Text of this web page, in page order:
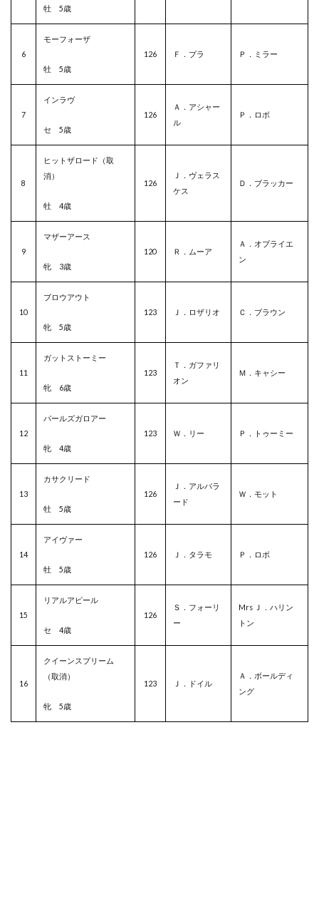
牡 5歳
6
モーフォーザ
牡 5歳
126 Ｆ．プラ Ｐ．ミラー
7
インラヴ
セ 5歳
126
Ａ．アシャー
ル
Ｐ．ロボ
8
ヒットザロード（取
消）
牡 4歳
126
Ｊ．ヴェラス
ケス
Ｄ．ブラッカー
9
マザーアース
牝 3歳
120 Ｒ．ムーア
Ａ．オブライエ
ン
10
ブロウアウト
牝 5歳
123 Ｊ．ロザリオ Ｃ．ブラウン
11
ガットストーミー
牝 6歳
123
Ｔ．ガファリ
オン
Ｍ．キャシー
12
パールズガロアー
牝 4歳
123 Ｗ．リー Ｐ．トゥーミー
13
カサクリード
牡 5歳
126
Ｊ．アルバラ
ード
Ｗ．モット
14
アイヴァー
牡 5歳
126 Ｊ．タラモ Ｐ．ロボ
15
リアルアピール
セ 4歳
126
Ｓ．フォーリ
ー
Mrs Ｊ．ハリン
トン
16
クイーンスプリーム
（取消）
牝 5歳
123 Ｊ．ドイル
Ａ．ボールディ
ング